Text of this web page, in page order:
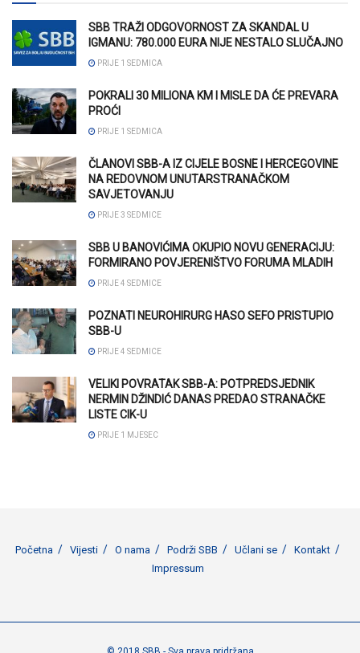
SBB TRAŽI ODGOVORNOST ZA SKANDAL U
IGMANU: 780.000 EURA NIJE NESTALO SLUČAJNO
PRIJE 1 SEDMICA
POKRALI 30 MILIONA KM I MISLE DA ĆE PREVARA
PROĆI
PRIJE 1 SEDMICA
ČLANOVI SBB-A IZ CIJELE BOSNE I HERCEGOVINE
NA REDOVNOM UNUTARSTRANAČKOM
SAVJETOVANJU
PRIJE 3 SEDMICE
SBB U BANOVIĆIMA OKUPIO NOVU GENERACIJU:
FORMIRANO POVJERENIŠTVO FORUMA MLADIH
PRIJE 4 SEDMICE
POZNATI NEUROHIRURG HASO SEFO PRISTUPIO
SBB-U
PRIJE 4 SEDMICE
VELIKI POVRATAK SBB-A: POTPREDSJEDNIK
NERMIN DŽINDIĆ DANAS PREDAO STRANAČKE
LISTE CIK-U
PRIJE 1 MJESEC
Početna Vijesti O nama Podrži SBB Učlani se
Kontakt
Impressum